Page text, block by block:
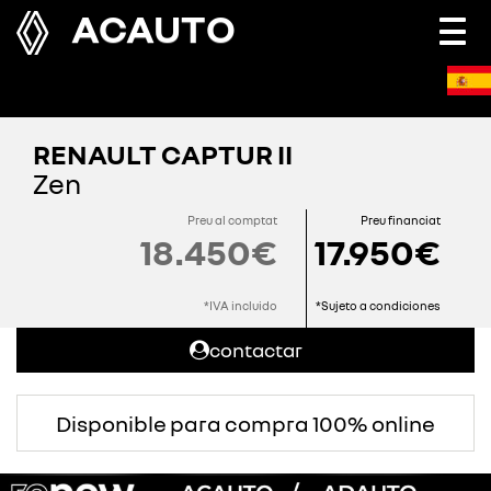
ACAUTO
RENAULT CAPTUR II
Zen
Preu al comptat
18.450€
*IVA incluido
Preu financiat
17.950€
*Sujeto a condiciones
contactar
Disponible para compra 100% online